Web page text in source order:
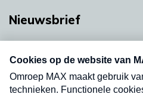
Nieuwsbrief
nieuwsbrief. Elke vrijdag-
uw mailbox.